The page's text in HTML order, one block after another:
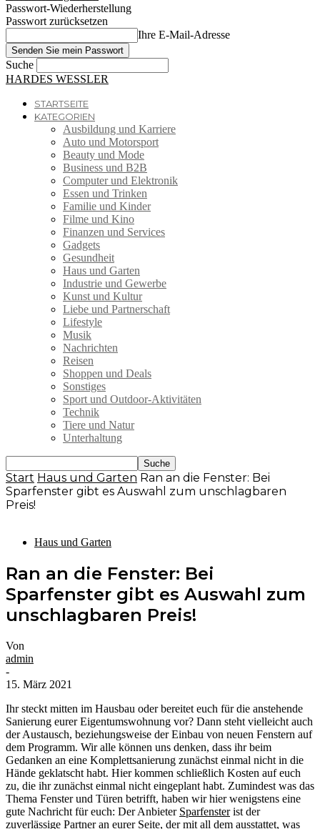
Passwort-Wiederherstellung
Passwort zurücksetzen
Ihre E-Mail-Adresse
Suche
HARDES WESSLER
STARTSEITE
KATEGORIEN
Ausbildung und Karriere
Auto und Motorsport
Beauty und Mode
Business und B2B
Computer und Elektronik
Essen und Trinken
Familie und Kinder
Filme und Kino
Finanzen und Services
Gadgets
Gesundheit
Haus und Garten
Industrie und Gewerbe
Kunst und Kultur
Liebe und Partnerschaft
Lifestyle
Musik
Nachrichten
Reisen
Shoppen und Deals
Sonstiges
Sport und Outdoor-Aktivitäten
Technik
Tiere und Natur
Unterhaltung
Start Haus und Garten Ran an die Fenster: Bei
Sparfenster gibt es Auswahl zum unschlagbaren
Preis!
Haus und Garten
Ran an die Fenster: Bei
Sparfenster gibt es Auswahl zum
unschlagbaren Preis!
Von
admin
-
15. März 2021
Ihr steckt mitten im Hausbau oder bereitet euch für die anstehende
Sanierung eurer Eigentumswohnung vor? Dann steht vielleicht auch
der Austausch, beziehungsweise der Einbau von neuen Fenstern auf
dem Programm. Wir alle können uns denken, dass ihr beim
Gedanken an eine Komplettsanierung zunächst einmal nicht in die
Hände geklatscht habt. Hier kommen schließlich Kosten auf euch
zu, die ihr zunächst einmal nicht eingeplant habt. Zumindest was das
Thema Fenster und Türen betrifft, haben wir hier wenigstens eine
gute Nachricht für euch: Der Anbieter Sparfensterist der
zuverlässige Partner an eurer Seite, der mit all dem ausstattet, was